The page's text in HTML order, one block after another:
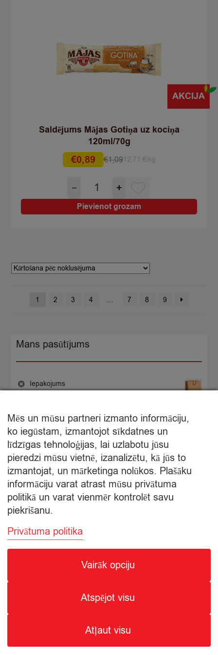
Saldējums Mājas Gotiņa uz kociņa
120ml/70g
AKCIJA
€1,09
Original
was:
€1,09.
€0,89
Current
€0,89.
12.71 €/kg
−
Saldējums
Mājas
Gotiņa
uz
+
Pievienot grozam
1 2 3 4 … 7 8 9
Mans pasūtījums
Iepakojums
quantity
Starpsumma: €0,30
Apskatīt grozu
Apmaksa
© Citro Ventspils 2026
SPECIĀLĀ ATĻAUJA ALKOHOLISKO DZĒRIENU
1
Mēs un mūsu partneri izmanto informāciju,
ko iegūstam, izmantojot sīkdatnes un
līdzīgas tehnoloģijas, lai uzlabotu jūsu
pieredzi mūsu vietnē, izanalizētu, kā jūs to
izmantojat, un mārketinga nolūkos. Plašāku
informāciju varat atrast mūsu privātuma
politikā un varat vienmēr kontrolēt savu
piekrišanu.
Privātuma politika
Vairāk opciju
Atspējot visu
Atļaut visu